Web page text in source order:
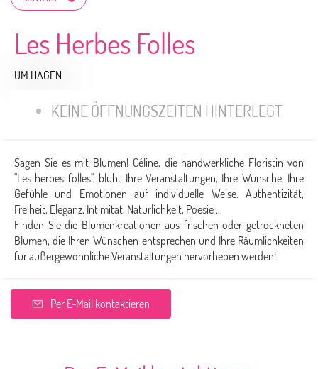
Les Herbes Folles
UM HAGEN
KEINE ÖFFNUNGSZEITEN HINTERLEGT
Sagen Sie es mit Blumen! Céline, die handwerkliche Floristin von
"Les herbes folles", blüht Ihre Veranstaltungen, Ihre Wünsche, Ihre
Gefühle und Emotionen auf individuelle Weise. Authentizität,
Freiheit, Eleganz, Intimität, Natürlichkeit, Poesie ...
Finden Sie die Blumenkreationen aus frischen oder getrockneten
Blumen, die Ihren Wünschen entsprechen und Ihre Räumlichkeiten
für außergewöhnliche Veranstaltungen hervorheben werden!
Per E-Mail kontaktieren